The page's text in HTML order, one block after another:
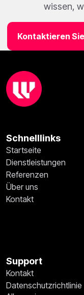
wissen,
Kontaktieren
Schnelllinks
Startseite
Dienstleistungen
Referenzen
Über uns
Kontakt
Support
Kontakt
Datenschutzrichtlinie